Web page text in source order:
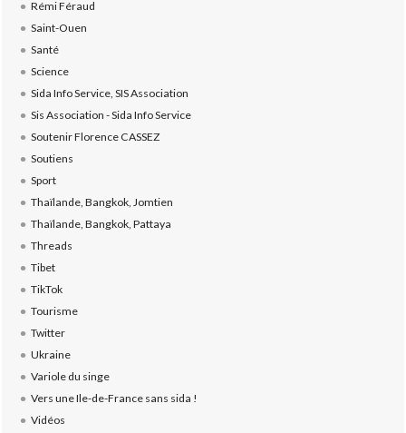
Rémi Féraud
Saint-Ouen
Santé
Science
Sida Info Service, SIS Association
Sis Association - Sida Info Service
Soutenir Florence CASSEZ
Soutiens
Sport
Thaïlande, Bangkok, Jomtien
Thaïlande, Bangkok, Pattaya
Threads
Tibet
TikTok
Tourisme
Twitter
Ukraine
Variole du singe
Vers une Ile-de-France sans sida !
Vidéos